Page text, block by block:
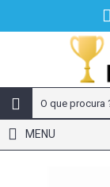
MENU